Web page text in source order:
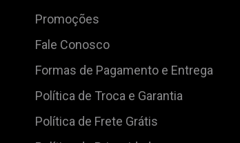
Promoções
Fale Conosco
Formas de Pagamento e Entrega
Política de Troca e Garantia
Política de Frete Grátis